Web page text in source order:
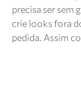
precisa ser sem
crie looks fora
pedida. Assim